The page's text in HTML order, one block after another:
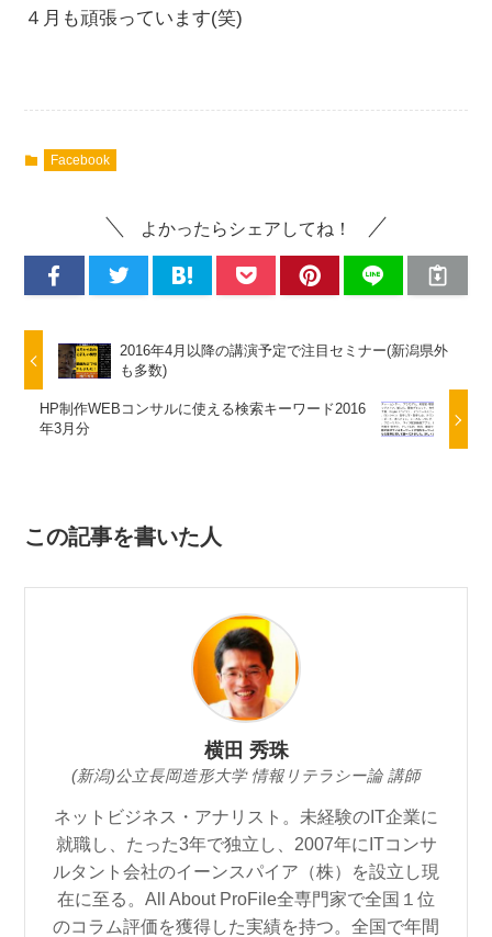
４月も頑張っています(笑)
Facebook
よかったらシェアしてね！
2016年4月以降の講演予定で注目セミナー(新潟県外
も多数)
HP制作WEBコンサルに使える検索キーワード2016
年3月分
この記事を書いた人
横田 秀珠
(新潟)公立長岡造形大学 情報リテラシー論 講師
ネットビジネス・アナリスト。未経験のIT企業に
就職し、たった3年で独立し、2007年にITコンサ
ルタント会社のイーンスパイア（株）を設立し現
在に至る。All About ProFile全専門家で全国１位
のコラム評価を獲得した実績を持つ。全国で年間